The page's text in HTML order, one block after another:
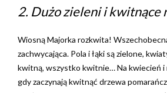
2. Dużo zieleni i kwitnące
Wiosną Majorka rozkwita!
zachwycająca. Pola i łąki są zielone,
kwitną, wszystko kwitnie… Na kwiecień i
gdy zaczynają kwitnąć drzewa